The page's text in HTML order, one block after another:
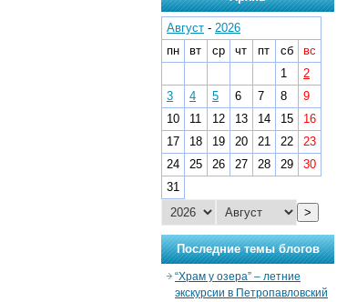
Август - 2026
пн
вт ср чт пт сб
вс
1
2
3
4 5 6 7 8
9
10
11 12 13 14 15
16
17
18 19 20 21 22
23
24
25 26 27 28 29
30
31
>
Последние темы блогов
“Храм у озера” – летние
экскурсии в Петропавловский